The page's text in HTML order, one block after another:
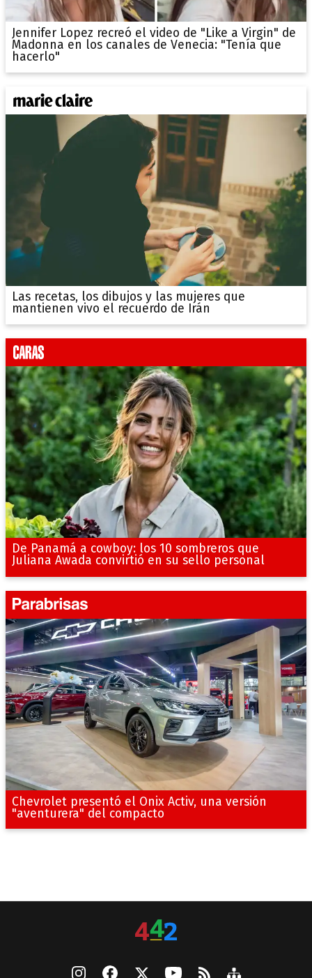
Jennifer Lopez recreó el video de "Like a Virgin" de
Madonna en los canales de Venecia: "Tenía que
hacerlo"
Las recetas, los dibujos y las mujeres que
mantienen vivo el recuerdo de Irán
De Panamá a cowboy: los 10 sombreros que
Juliana Awada convirtió en su sello personal
Chevrolet presentó el Onix Activ, una versión
"aventurera" del compacto